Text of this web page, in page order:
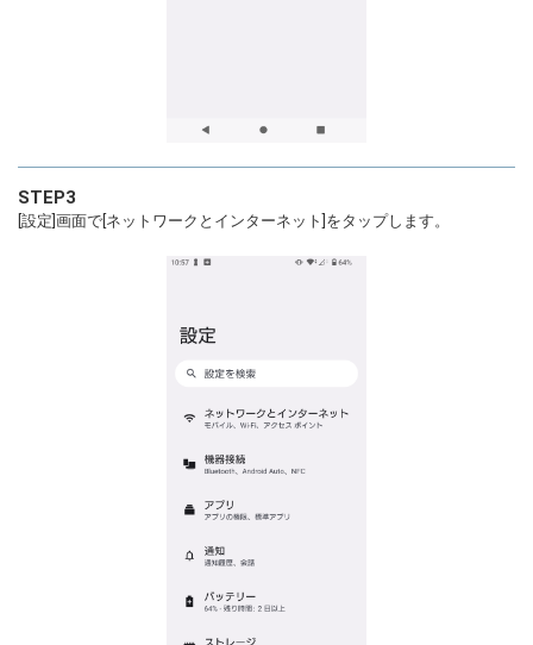
STEP3
[設定]画面で[ネットワークとインターネット]をタップします。